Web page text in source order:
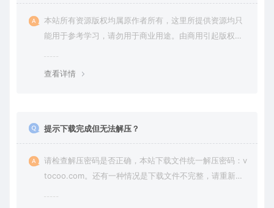
本站所有资源版权均属原作者所有，这里所提供资源均只
能用于参考学习，请勿用于商业用途。由商用引起版权纠
查看详情
提示下载完成但无法解压？
请检查解压密码是否正确，本站下载文件统一解压密码：v
tocoo.com。还有一种情况是下载文件不完整，请重新下